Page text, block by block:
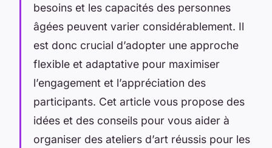
besoins et les capacités des personnes
âgées peuvent varier considérablement. Il
est donc crucial d’adopter une approche
flexible et adaptative pour maximiser
l’engagement et l’appréciation des
participants. Cet article vous propose des
idées et des conseils pour vous aider à
organiser des ateliers d’art réussis pour les